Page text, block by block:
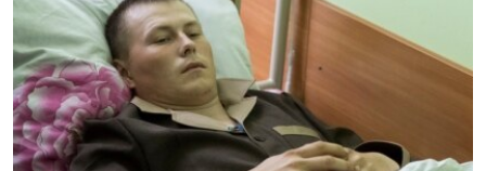
поискуНАГОРНЫЙ КАРАБАХ
КУЛЬТУРА
СПОРТ
АРХИВ